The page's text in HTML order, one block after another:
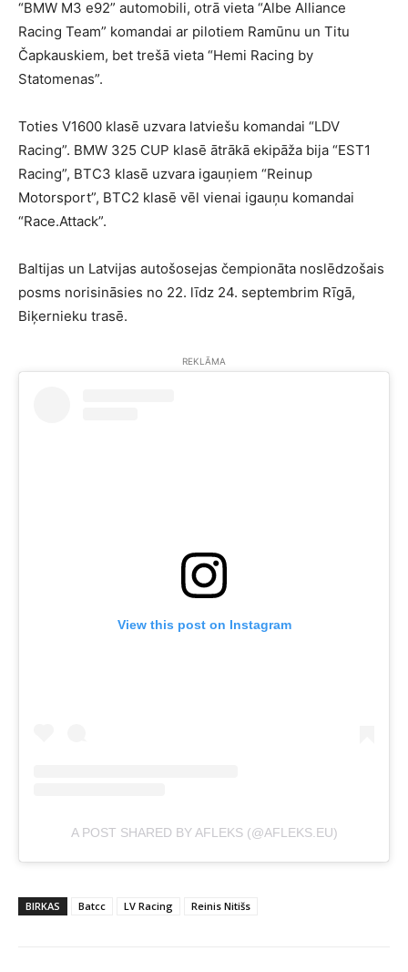
“BMW M3 e92” automobili, otrā vieta “Albe Alliance
Racing Team” komandai ar pilotiem Ramūnu un Titu
Čapkauskiem, bet trešā vieta “Hemi Racing by
Statomenas”.
Toties V1600 klasē uzvara latviešu komandai “LDV
Racing”. BMW 325 CUP klasē ātrākā ekipāža bija “EST1
Racing”, BTC3 klasē uzvara igauņiem “Reinup
Motorsport”, BTC2 klasē vēl vienai igauņu komandai
“Race.Attack”.
Baltijas un Latvijas autošosejas čempionāta noslēdzošais
posms norisināsies no 22. līdz 24. septembrim Rīgā,
Biķernieku trasē.
REKLĀMA
View this post on Instagram
A POST SHARED BY AFLEKS (@AFLEKS.EU)
BIRKAS Batcc LV Racing Reinis Nitišs